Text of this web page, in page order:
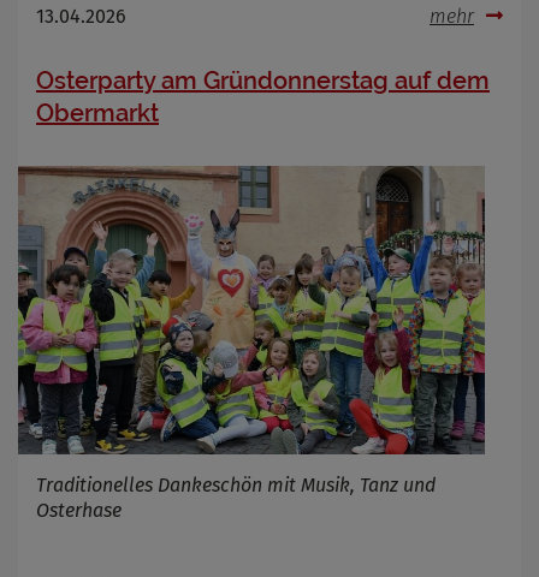
13.04.2026 mehr
Osterparty am Gründonnerstag auf dem
Obermarkt
Traditionelles Dankeschön mit Musik, Tanz und
Osterhase